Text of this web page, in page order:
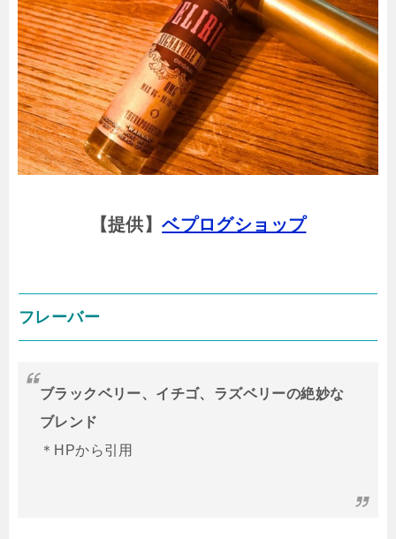
【提供】ベプログショップ
フレーバー
ブラックベリー、イチゴ、ラズベリーの絶妙な
ブレンド
＊HPから引用